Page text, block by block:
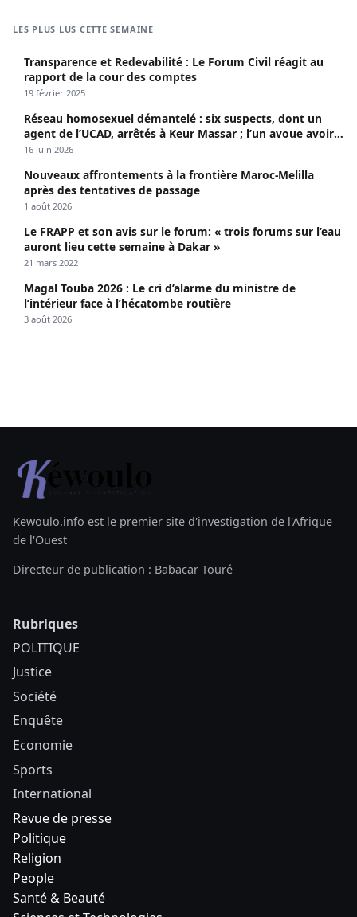
LES PLUS LUS CETTE SEMAINE
Transparence et Redevabilité : Le Forum Civil réagit au
rapport de la cour des comptes
19 février 2025
Réseau homosexuel démantelé : six suspects, dont un
agent de l’UCAD, arrêtés à Keur Massar ; l’un avoue avoir
propagé le VIH depuis 2018
16 juin 2026
Nouveaux affrontements à la frontière Maroc-Melilla
après des tentatives de passage
1 août 2026
Le FRAPP et son avis sur le forum: « trois forums sur l’eau
auront lieu cette semaine à Dakar »
21 mars 2022
Magal Touba 2026 : Le cri d’alarme du ministre de
l’intérieur face à l’hécatombe routière
3 août 2026
Kewoulo.info est le premier site d'investigation de l'Afrique
de l'Ouest
Directeur de publication : Babacar Touré
Rubriques
POLITIQUE
Justice
Société
Enquête
Economie
Sports
International
Revue de presse
Politique
Religion
People
Santé & Beauté